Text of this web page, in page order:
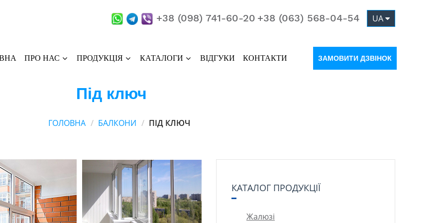
+38 (098) 741-60-20 +38 (063) 568-04-54 UA
ПРО НАС ПРОДУКЦІЯ КАТАЛОГИ ВІДГУКИ КОНТАКТИ ЗАМОВИТИ ДЗВІНОК
Під ключ
ГОЛОВНА БАЛКОНИ ПІД КЛЮЧ
КАТАЛОГ ПРОДУКЦІЇ
Жалюзі